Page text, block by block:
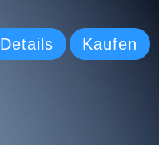
Details Kaufen